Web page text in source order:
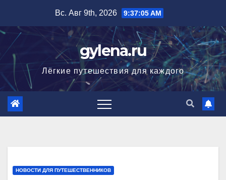
содержимому
Вс. Авг 9th, 2026 9:37:06 AM
gylena.ru
Лёгкие путешествия для каждого
НОВОСТИ ДЛЯ ПУТЕШЕСТВЕННИКОВ